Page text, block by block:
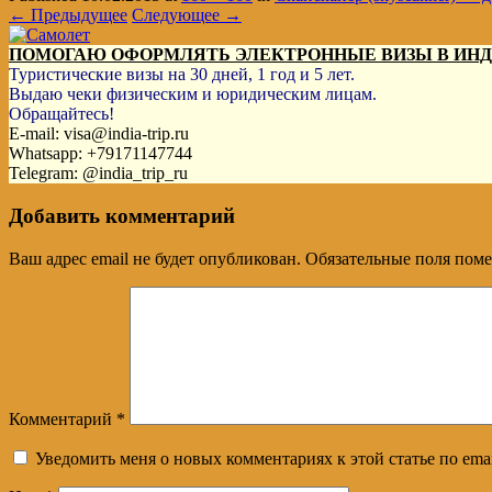
← Предыдущее Следующее →
ПОМОГАЮ ОФОРМЛЯТЬ ЭЛЕКТРОННЫЕ ВИЗЫ В
Туристические визы на 30 дней, 1 год и 5 лет.
Выдаю чеки физическим и юридическим лицам.
Обращайтесь!
E-mail: visa@india-trip.ru
Whatsapp: +79171147744
Telegram: @india_trip_ru
Добавить комментарий
Ваш адрес email не будет опубликован. Обязательные поля
Комментарий *
Уведомить меня о новых комментариях к этой статье по